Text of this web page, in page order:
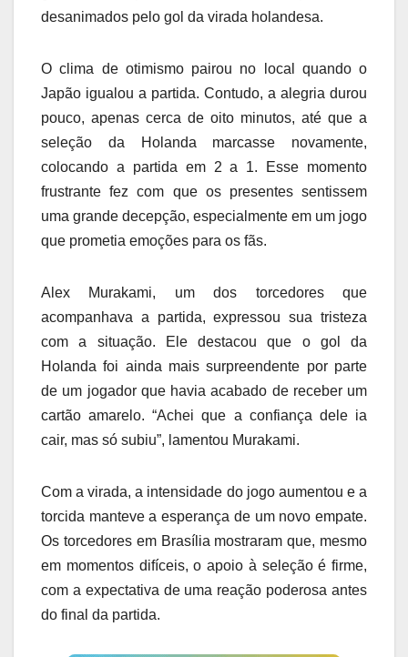
desanimados pelo gol da virada holandesa.
O clima de otimismo pairou no local quando o
Japão igualou a partida. Contudo, a alegria durou
pouco, apenas cerca de oito minutos, até que a
seleção da Holanda marcasse novamente,
colocando a partida em 2 a 1. Esse momento
frustrante fez com que os presentes sentissem
uma grande decepção, especialmente em um jogo
que prometia emoções para os fãs.
Alex Murakami, um dos torcedores que
acompanhava a partida, expressou sua tristeza
com a situação. Ele destacou que o gol da
Holanda foi ainda mais surpreendente por parte
de um jogador que havia acabado de receber um
cartão amarelo. “Achei que a confiança dele ia
cair, mas só subiu”, lamentou Murakami.
Com a virada, a intensidade do jogo aumentou e a
torcida manteve a esperança de um novo empate.
Os torcedores em Brasília mostraram que, mesmo
em momentos difíceis, o apoio à seleção é firme,
com a expectativa de uma reação poderosa antes
do final da partida.